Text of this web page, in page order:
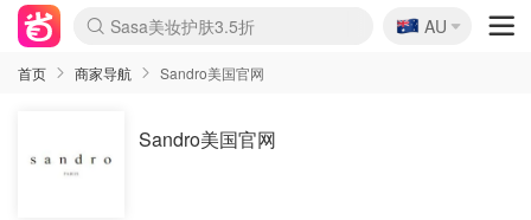
lululemon折扣上新
Sasa美妆护肤3.5折
SSENSE年中2.5折
FreshBeauty好价汇总
Cettire降价+叠9折
WWS Coles超市实拍
viagogo二手票捡漏
Myer折扣汇总
The Outnet奢牌1折起
David Jones 3折起
Flannels大牌1折
Perfumes Club护肤1折
AMIRO面罩$251
Amazon折扣汇总
eToro入金$200送$50
Amazon数码好物
ICONIC本周7.5折
ThedoubleF高奢地板价
Moose Knuckles 6折
EUFY摄像头$98
Selenichast首饰2折
Trip机票酒店促销
YSL送5件彩妆礼
Amazon家居好物
Amazon美妆护肤
雅漾大喷$8
过敏原检测盒$33
科颜氏高保湿面霜$29
SEALIFE海洋馆门票6折
丝塔芙大白罐$16
订阅Newsletter送香薰
Cult Beauty 6.8折
Harrods圣诞日历$525
LN-CC奢牌私促3折
d'Alba空姐喷雾$16
EVE LOM套装£56
Bernardelli独家4折
Adore Beauty 6折起
CT圣诞日历
Mytheresa奢品2.7折
Luxury Escapes 9折
Currentbody美容仪$881
MOON Garden Live
Roborock扫地机$649
Valentino官网5折
CR洗护套装$23
修丽可4件套$159
GANNI官网4.5折
Stylevana韩妆4折
Tessabit高奢8.5折
OGX洗发水$11
Amazon阿德莱德次日达
卡诗8.5折+赠礼
Philips Hue灯具8折
La Mer送8件礼值$529
🇦🇺
AU
首页 商家导航 Sandro美国官网
Sandro美国官网